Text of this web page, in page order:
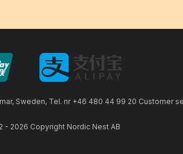
Sweden, Tel. nr +46 480 44 99 20 Customer
- 2026 Copyright Nordic Nest AB